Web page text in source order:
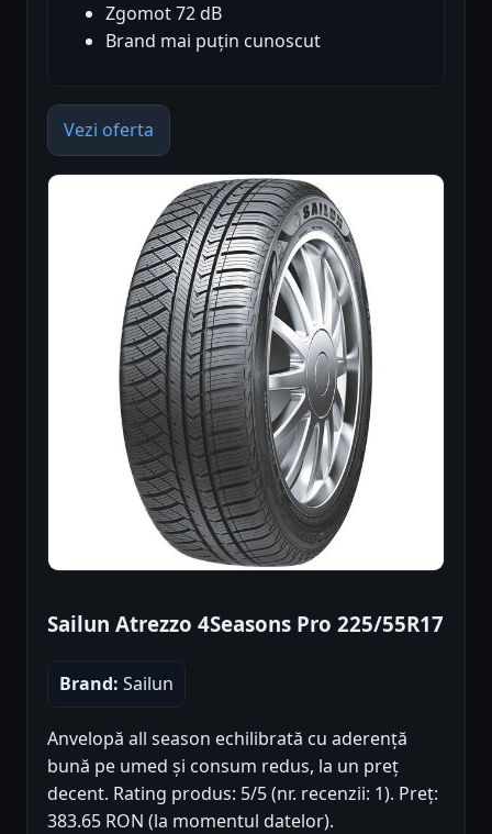
Zgomot 72 dB
Brand mai puțin cunoscut
Vezi oferta
Sailun Atrezzo 4Seasons Pro 225/55R17
Brand: Sailun
Anvelopă all season echilibrată cu aderență
bună pe umed și consum redus, la un preț
decent. Rating produs: 5/5 (nr. recenzii: 1). Preț:
383.65 RON (la momentul datelor).